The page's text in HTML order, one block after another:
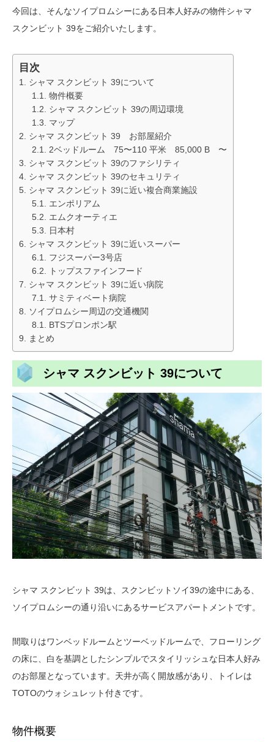
今回は、そんなソイプロムシーにある日本人好みの物件シャマ
スクンビット 39をご紹介いたします。
目次
シャマ スクンビット 39について
物件概要
シャマ スクンビット 39の周辺環境
マップ
シャマ スクンビット 39 お部屋紹介
2ベッドルーム 75〜110 平米 85,000 B 〜
シャマ スクンビット 39のファシリティ
シャマ スクンビット 39のセキュリティ
シャマ スクンビット 39に近い複合商業施設
エンポリアム
エムクオーティエ
日本村
シャマ スクンビット 39に近いスーパー
フジスーパー3号店
トップスファインフード
シャマ スクンビット 39に近い病院
サミティベート病院
ソイプロムシー周辺の交通機関
BTSプロンポン駅
まとめ
シャマ スクンビット 39について
シャマ スクンビット 39は、スクンビットソイ39の途中にある、
ソイプロムシーの通り沿いにあるサービスアパートメントです。
間取りはワンベッドルームとツーベッドルームで、フローリング
の床に、白を基調としたシンプルでスタイリッシュな日本人好み
のお部屋となっています。天井が高く開放感があり、トイレは
TOTOのウォシュレット付きです。
物件概要